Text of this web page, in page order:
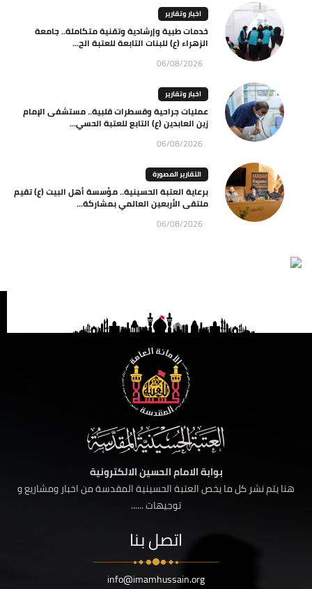
اخبار وتقارير
خدمات طبية وإرشادية وتقنية متكاملة.. جامعة
الزهراء (ع) للبنات التابعة للعتبة الح...
06/08/2026
اخبار وتقارير
عمليات جراحية وقسطرات قلبية.. مستشفى الإمام
زين العابدين (ع) التابع للعتبة الحسي...
06/08/2026
التقارير المصورة
برعاية العتبة الحسينية.. مؤسسة أهل البيت (ع) تقيم
ملتقى الأربعين العالمي بمشاركة...
06/08/2026
بوابة الامام الحسين الالكترونية
هنا يتم نشر كل ما يخص العتبة الحسينية المقدسة من اخبار ومشاريع و
توجيهات ......
اتصل بنا
info@imamhussain.org